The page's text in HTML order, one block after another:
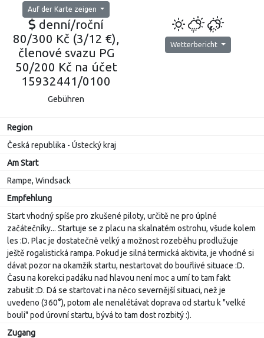
Auf der Karte zeigen
denní/roční
80/300 Kč (3/12 €),
členové svazu PG
50/200 Kč na účet
15932441/0100
Gebühren
Wetterbericht
Region
Česká republika - Ústecký kraj
Am Start
Rampe, Windsack
Empfehlung
Start vhodný spíše pro zkušené piloty, určitě ne pro úplné
začátečníky... Startuje se z placu na skalnatém ostrohu, všude kolem
les :D. Plac je dostatečně velký a možnost rozeběhu prodlužuje
ještě rogalistická rampa. Pokud je silná termická aktivita, je vhodné si
dávat pozor na okamžik startu, nestartovat do bouřlivé situace :D.
Času na korekci padáku nad hlavou není moc a umí to tam fakt
zabušit :D. Dá se startovat i na něco severnější situaci, než je
uvedeno (360°), potom ale nenalétávat doprava od startu k "velké
bouli" pod úrovní startu, bývá to tam dost rozbitý :).
Zugang